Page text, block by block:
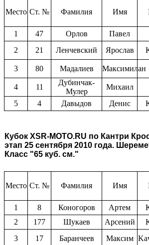
Место Ст. № Фамилия Имя
1
47 Орлов Павел
2
21 Ленчевский Ярослав
3 80 Мадалиев Максимилан
4 11
Дубинчак-
Мулер
Михаил
5
4 Давыдов Денис
Кубок XSR-MOTO.RU по Кантри
этап 25 сентября 2010 года.
Класс "65 куб. см."
Место Ст. № Фамилия Имя
1
8 Коногоров Артем
2
177 Шукаев Арсений
3
17 Баранчеев Максим